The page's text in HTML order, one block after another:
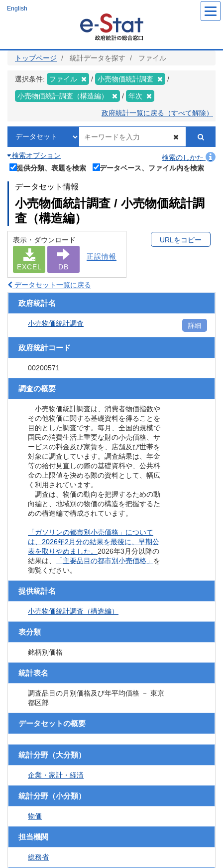
ツ
English
トップページ 統計データを探す ファイル
選択条件: ファイル 小売物価統計調査
小売物価統計調査（構造編） 年次
政府統計一覧に戻る（すべて解除）
検索オプション
検索のしかた
提供分類、表題を検索
データベース、ファイル内を検索
データセット情報
小売物価統計調査 / 小売物価統計調
査（構造編）
表示・ダウンロード
EXCEL DB
正誤情報
URLをコピー
データセット一覧に戻る
政府統計名
小売物価統計調査 詳細
政府統計コード
00200571
調査の概要
小売物価統計調査は、消費者物価指数や
その他物価に関する基礎資料を得ることを
目的とした調査です。毎月、全国的規模で
国民の消費生活上重要な財の小売価格、サ
ービスの料金及び家賃を、店舗及び世帯を
対象に調査しています。調査結果は、年金
等の給付見直しの際の基礎資料や、公共料
金の上限値を決める際の資料として、幅広
く利用されています。
調査は、物価の動向を把握するための動
向編と、地域別の物価の構造を把握するた
めの構造編で構成されています。
「ガソリンの都市別小売価格」について
は、2026年2月分の結果を最後に、早期公
表を取りやめました。 2026年3月分以降の
結果は、
「主要品目の都市別小売価格」 を
御覧ください。
提供統計名
小売物価統計調査（構造編）
表分類
銘柄別価格
統計表名
調査品目の月別価格及び年平均価格 － 東京
都区部
データセットの概要
統計分野（大分類）
企業・家計・経済
統計分野（小分類）
物価
担当機関
総務省